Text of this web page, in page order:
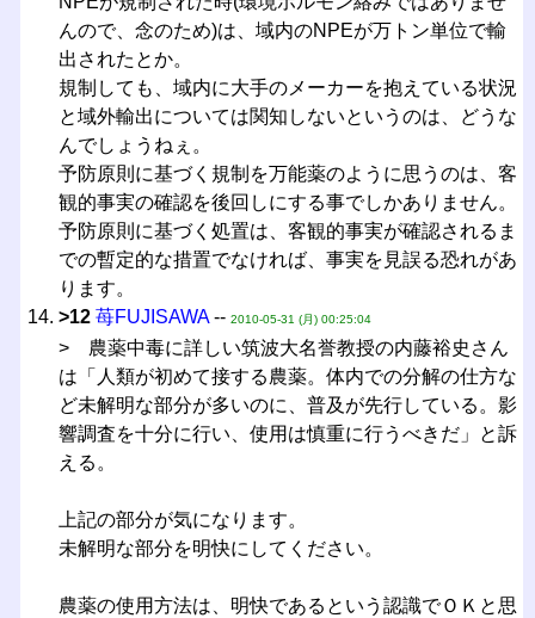
んので、念のため)は、域内のNPEが万トン単位で輸
出されたとか。
規制しても、域内に大手のメーカーを抱えている状況
と域外輸出については関知しないというのは、どうな
んでしょうねぇ。
予防原則に基づく規制を万能薬のように思うのは、客
観的事実の確認を後回しにする事でしかありません。
予防原則に基づく処置は、客観的事実が確認されるま
での暫定的な措置でなければ、事実を見誤る恐れがあ
ります。
>12 苺FUJISAWA-- 2010-05-31 (月) 00:25:04
> 農薬中毒に詳しい筑波大名誉教授の内藤裕史さん
は「人類が初めて接する農薬。体内での分解の仕方な
ど未解明な部分が多いのに、普及が先行している。影
響調査を十分に行い、使用は慎重に行うべきだ」と訴
える。
上記の部分が気になります。
未解明な部分を明快にしてください。
農薬の使用方法は、明快であるという認識でＯＫと思